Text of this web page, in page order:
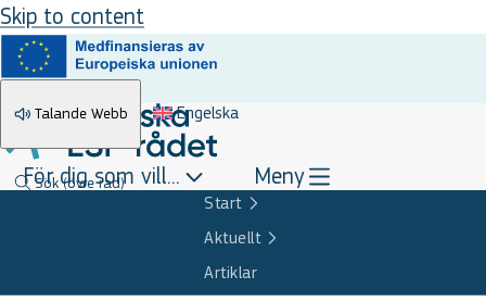
Skip to content
Talande Webb Engelska
Sök(övre rad)
För dig som vill... Meny
Start
Aktuellt
Artiklar